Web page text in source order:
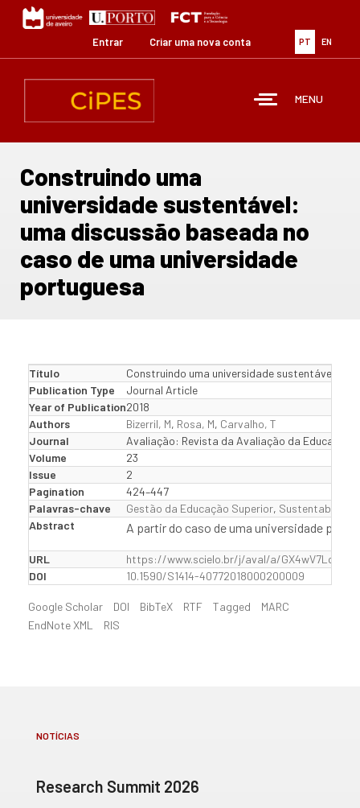
Passar
para
conteúdo
PT EN
Entrar Criar uma nova conta
MENU
Construindo uma
universidade sustentável:
uma discussão baseada no
caso de uma universidade
portuguesa
Título
Construindo uma universidade sustentável:
Publication Type
Journal Article
Year of Publication2018
Authors
Bizerril, M, Rosa, M, Carvalho, T
Journal
Avaliação: Revista da Avaliação da Educação
Volume
23
Issue
2
Pagination
424–447
Palavras-chave
Gestão da Educação Superior,
Abstract
A partir do caso de uma universidade
URL
https://www.scielo.br/j/aval/a/
DOI
10.1590/S1414-40772018000200009
Google Scholar DOI BibTeX RTF Tagged
MARC
EndNote XML
RIS
NOTÍCIAS
Research Summit 2026